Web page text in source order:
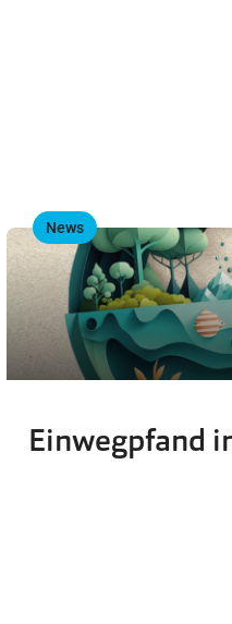
,
News
Einwegpfand